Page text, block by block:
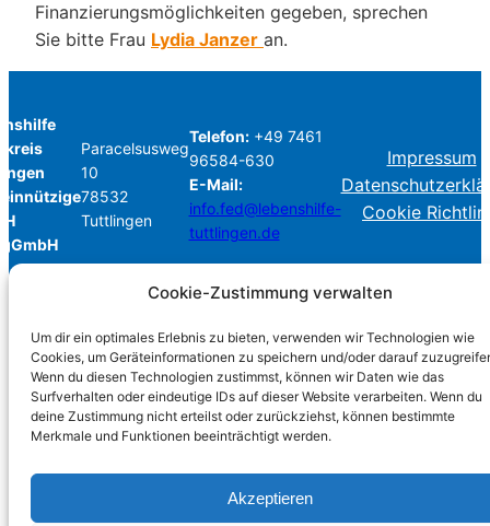
Cookie-Zustimmung verwalten
Um dir ein optimales Erlebnis zu bieten, verwenden wir Technologien wie
Cookies, um Geräteinformationen zu speichern und/oder darauf
Wenn du diesen Technologien zustimmst, können wir Daten wie das
Surfverhalten oder eindeutige IDs auf dieser Website verarbeiten. Wenn du
deine Zustimmung nicht erteilst oder zurückziehst, können bestimmte
Merkmale und Funktionen beeinträchtigt werden.
Akzeptieren
Finanzierungsmöglichkeiten gegeben, sprechen
Sie bitte Frau Lydia Janzer an.
Paracelsusweg
10
78532
Tuttlingen
Telefon:+49 7461
96584-630
E-Mail:
info.fed@lebenshilfe-
tuttlingen.de
Impressum
Cookie